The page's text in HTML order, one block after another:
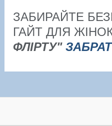
ЗАБИРАЙТЕ
ГАЙТ ДЛЯ
ФЛІРТУ"